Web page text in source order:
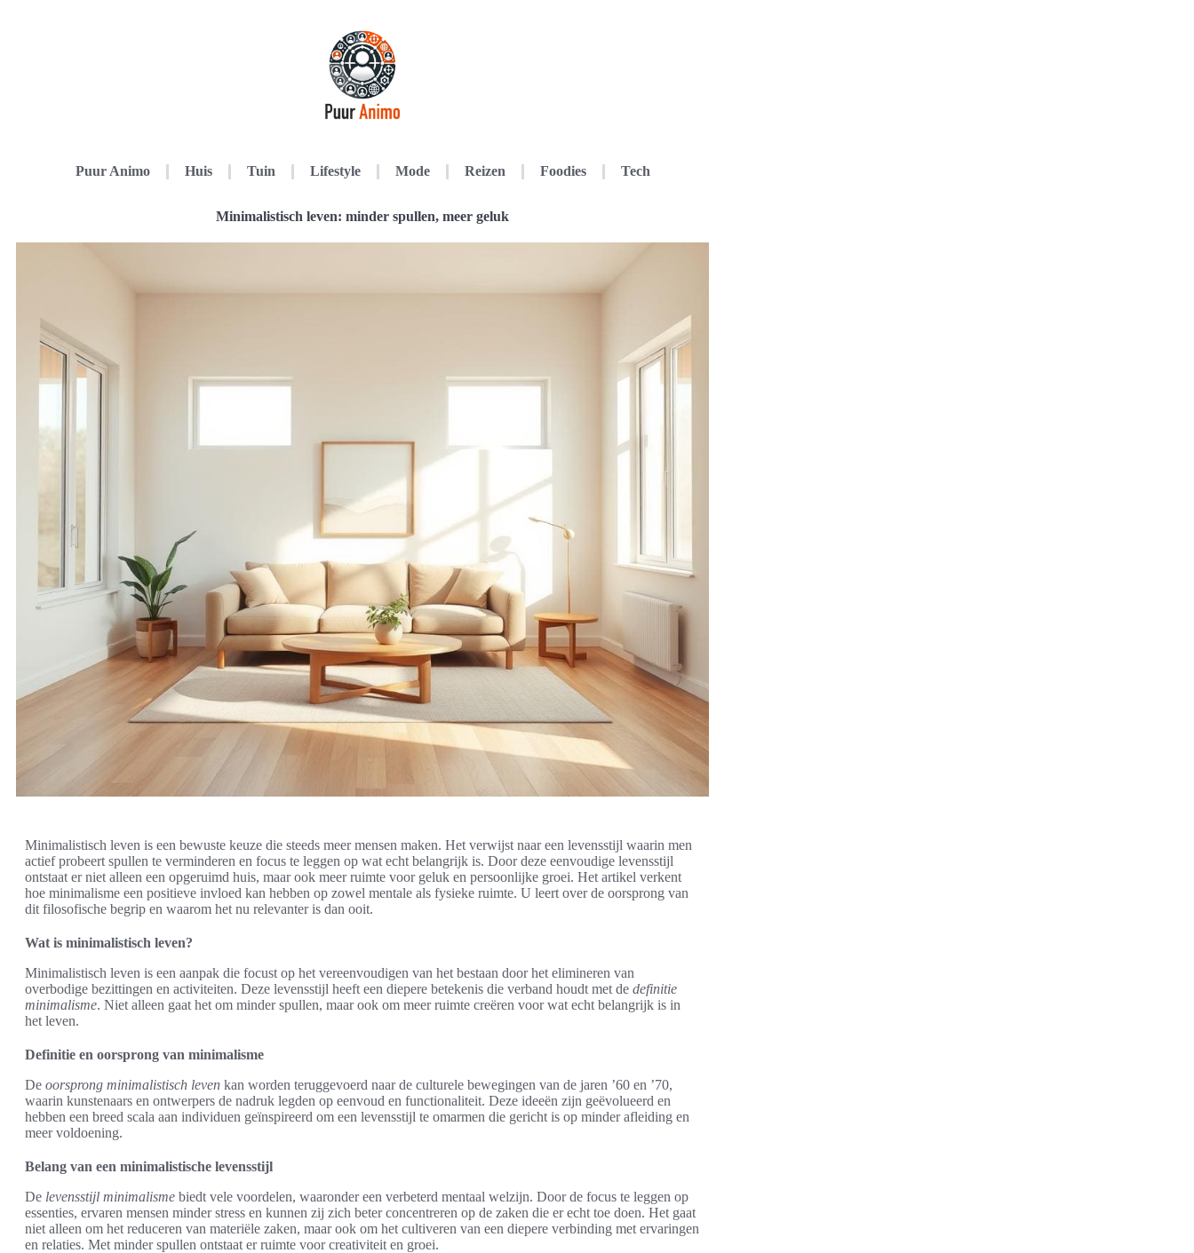
Puur Animo Huis Tuin Lifestyle Mode Reizen Foodies Tech
Minimalistisch leven: minder spullen, meer geluk
Minimalistisch leven is een bewuste keuze die steeds meer mensen maken. Het verwijst naar een levensstijl waarin men
actief probeert spullen te verminderen en focus te leggen op wat echt belangrijk is. Door deze eenvoudige levensstijl
ontstaat er niet alleen een opgeruimd huis, maar ook meer ruimte voor geluk en persoonlijke groei. Het artikel verkent
hoe minimalisme een positieve invloed kan hebben op zowel mentale als fysieke ruimte. U leert over de oorsprong van
dit filosofische begrip en waarom het nu relevanter is dan ooit.
Wat is minimalistisch leven?
Minimalistisch leven is een aanpak die focust op het vereenvoudigen van het bestaan door het elimineren van
overbodige bezittingen en activiteiten. Deze levensstijl heeft een diepere betekenis die verband houdt met de definitie
minimalisme. Niet alleen gaat het om minder spullen, maar ook om meer ruimte creëren voor wat echt belangrijk is in
het leven.
Definitie en oorsprong van minimalisme
De oorsprong minimalistisch leven kan worden teruggevoerd naar de culturele bewegingen van de jaren ’60 en ’70,
waarin kunstenaars en ontwerpers de nadruk legden op eenvoud en functionaliteit. Deze ideeën zijn geëvolueerd en
hebben een breed scala aan individuen geïnspireerd om een levensstijl te omarmen die gericht is op minder afleiding en
meer voldoening.
Belang van een minimalistische levensstijl
De levensstijl minimalisme biedt vele voordelen, waaronder een verbeterd mentaal welzijn. Door de focus te leggen op
essenties, ervaren mensen minder stress en kunnen zij zich beter concentreren op de zaken die er echt toe doen. Het gaat
niet alleen om het reduceren van materiële zaken, maar ook om het cultiveren van een diepere verbinding met ervaringen
en relaties. Met minder spullen ontstaat er ruimte voor creativiteit en groei.